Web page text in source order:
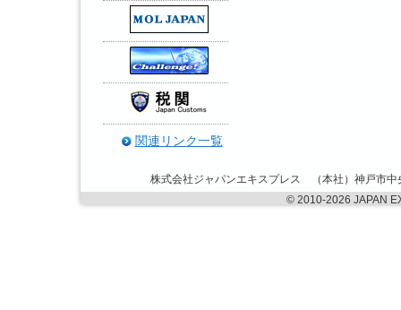
関連リンク一覧
株式会社ジャパンエキスプレス （本社）神戸市
© 2010-2026 JAPAN